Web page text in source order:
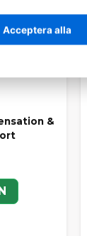
&
Acceptera alla